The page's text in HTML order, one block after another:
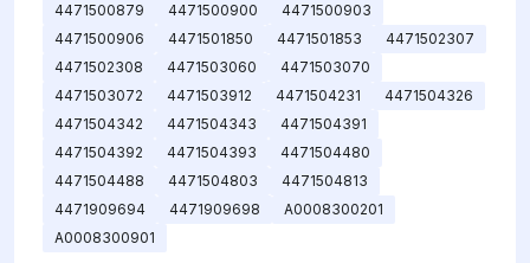
4471500879
4471500900
4471500903
4471500906
4471501850 4471501853
4471502307
4471502308
4471503060
4471503070
4471503072
4471503912 4471504231
4471504326
4471504342
4471504343
4471504391
4471504392
4471504393
4471504480
4471504488
4471504803
4471504813
4471909694
4471909698
A0008300201
A0008300901